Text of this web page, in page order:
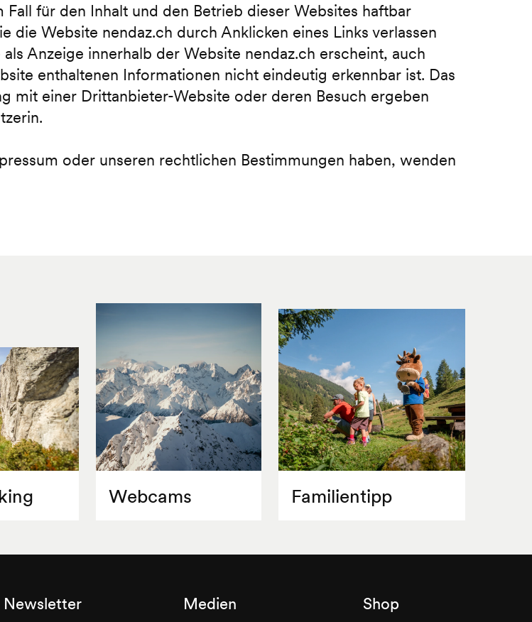
für den Inhalt und den Betrieb dieser Websites haftbar
die Website nendaz.ch durch Anklicken eines Links verlassen
Anzeige innerhalb der Website nendaz.ch erscheint, auch
enthaltenen Informationen nicht eindeutig erkennbar ist. Das
mit einer Drittanbieter-Website oder deren Besuch ergeben
oder unseren rechtlichen Bestimmungen haben, wenden
Webcams Familientipp
Newsletter Medien Shop